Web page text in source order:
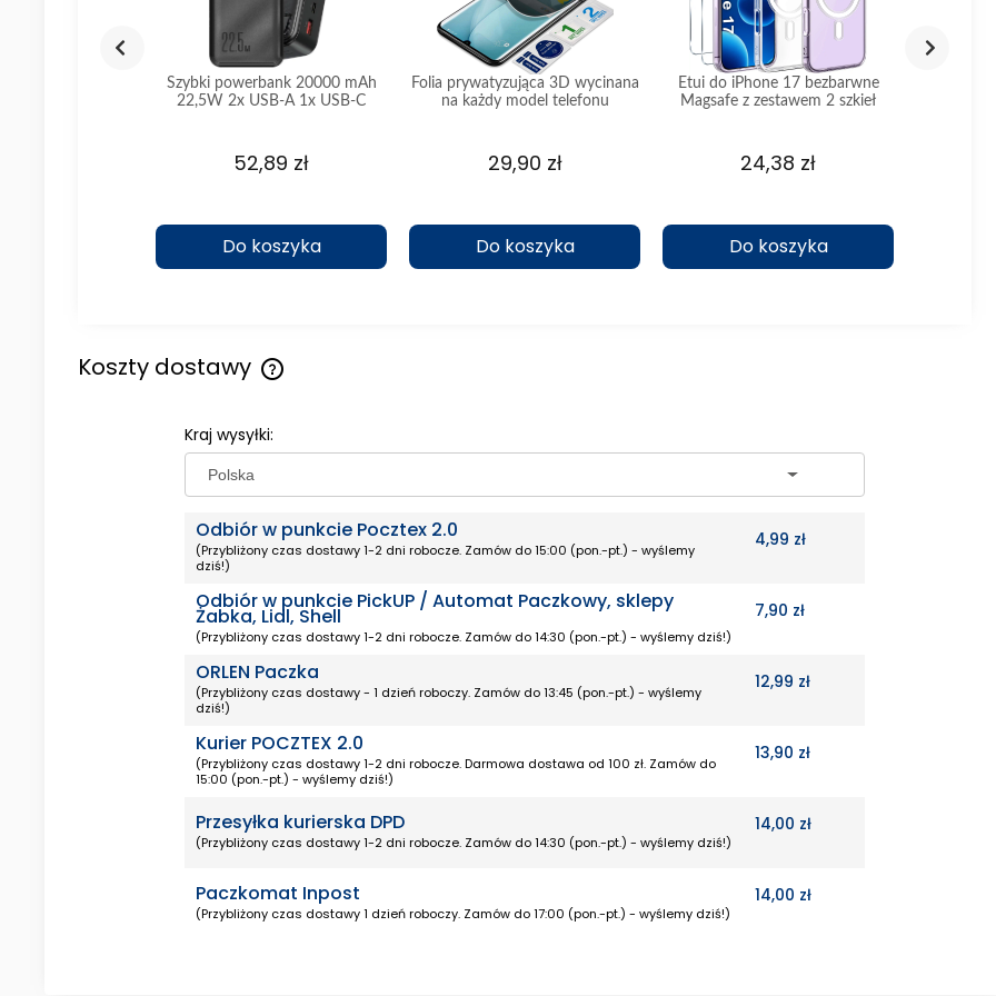
Szybki powerbank 20000 mAh
22,5W 2x USB-A 1x USB-C
52,89 zł
Do koszyka
Folia prywatyzująca 3D wycinana
na każdy model telefonu
29,90 zł
Do koszyka
Etui do iPhone 17 bezbarwne
Magsafe z zestawem 2 szkieł
24,38 zł
Do koszyka
Koszty dostawy
Kraj wysyłki:
Odbiór w punkcie Pocztex 2.0
(Przybliżony czas dostawy 1-2 dni robocze. Zamów do 15:00 (pon.-pt.) - wyślemy
dziś!)
4,99 zł
Odbiór w punkcie PickUP / Automat Paczkowy, sklepy
Żabka, Lidl, Shell
(Przybliżony czas dostawy 1-2 dni robocze. Zamów do 14:30 (pon.-pt.) - wyślemy dziś!)
7,90 zł
ORLEN Paczka
(Przybliżony czas dostawy - 1 dzień roboczy. Zamów do 13:45 (pon.-pt.) - wyślemy
dziś!)
12,99 zł
Kurier POCZTEX 2.0
(Przybliżony czas dostawy 1-2 dni robocze. Darmowa dostawa od 100 zł. Zamów do
15:00 (pon.-pt.) - wyślemy dziś!)
13,90 zł
Przesyłka kurierska DPD
(Przybliżony czas dostawy 1-2 dni robocze. Zamów do 14:30 (pon.-pt.) - wyślemy dziś!)
14,00 zł
Paczkomat Inpost
(Przybliżony czas dostawy 1 dzień roboczy. Zamów do 17:00 (pon.-pt.) - wyślemy dziś!)
14,00 zł